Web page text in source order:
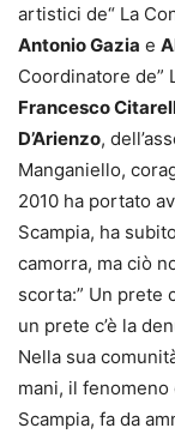
artistici de“ La
Antonio Gazia e
Coordinatore de”
Francesco
D’Arienzo,
Manganiello,
2010 ha portato
Scampia, ha
camorra, ma ciò
scorta:” Un prete
un prete c’è la
Nella sua
mani, il
Scampia, fa da